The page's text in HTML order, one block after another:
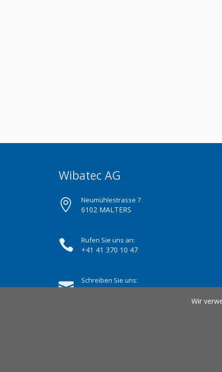
Wibatec AG
Neumühlestrasse 7
6102 MALTERS
Rufen Sie uns an:
+41 41 370 10 47
Schreiben Sie uns:
info@wibatec.ch
Wir